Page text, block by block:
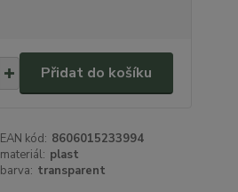
Přidat do košíku
EAN kód: 8606015233994
materiál: plast
barva: transparent